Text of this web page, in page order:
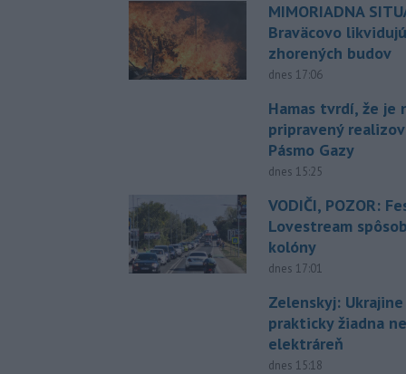
MIMORIADNA
Braväcovo
zhorených budov
dnes 17:06
Hamas tvrdí, že je
pripravený
Pásmo Gazy
dnes 15:25
VODIČI, POZOR:
Lovestream
kolóny
dnes 17:01
Zelenskyj:
prakticky žiadna
elektráreň
dnes 15:18